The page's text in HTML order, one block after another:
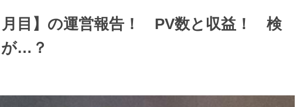
月目】の運営報告！ PV数と収益！ 検
が…？